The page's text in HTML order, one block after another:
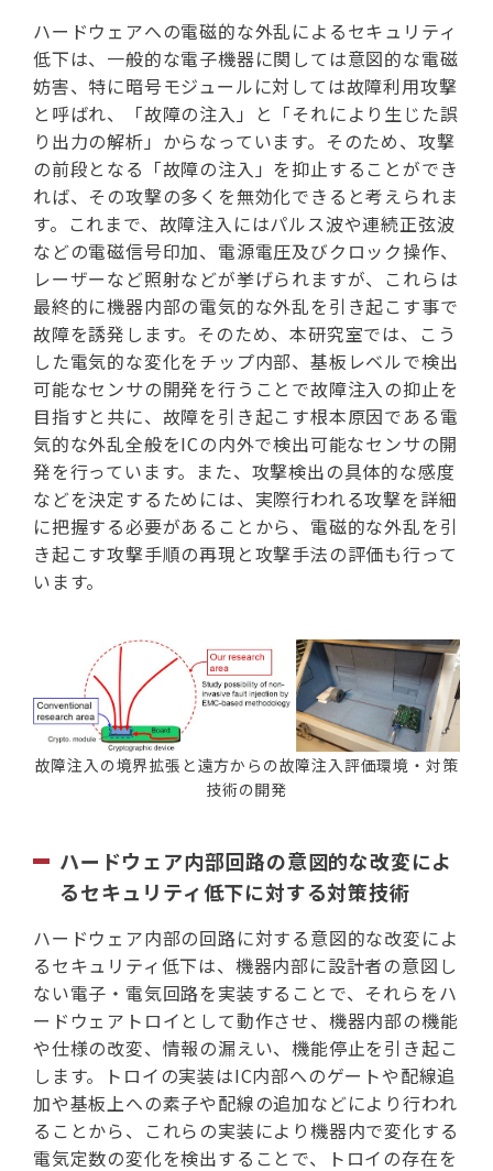
ハードウェアへの電磁的な外乱によるセキュリティ
低下は、一般的な電子機器に関しては意図的な電磁
妨害、特に暗号モジュールに対しては故障利用攻撃
と呼ばれ、「故障の注入」と「それにより生じた誤
り出力の解析」からなっています。そのため、攻撃
の前段となる「故障の注入」を抑止することができ
れば、その攻撃の多くを無効化できると考えられま
す。これまで、故障注入にはパルス波や連続正弦波
などの電磁信号印加、電源電圧及びクロック操作、
レーザーなど照射などが挙げられますが、これらは
最終的に機器内部の電気的な外乱を引き起こす事で
故障を誘発します。そのため、本研究室では、こう
した電気的な変化をチップ内部、基板レベルで検出
可能なセンサの開発を行うことで故障注入の抑止を
目指すと共に、故障を引き起こす根本原因である電
気的な外乱全般をICの内外で検出可能なセンサの開
発を行っています。また、攻撃検出の具体的な感度
などを決定するためには、実際行われる攻撃を詳細
に把握する必要があることから、電磁的な外乱を引
き起こす攻撃手順の再現と攻撃手法の評価も行って
います。
故障注入の境界拡張と遠方からの故障注入評価環境・対策
技術の開発
ハードウェア内部回路の意図的な改変によ
るセキュリティ低下に対する対策技術
ハードウェア内部の回路に対する意図的な改変によ
るセキュリティ低下は、機器内部に設計者の意図し
ない電子・電気回路を実装することで、それらをハ
ードウェアトロイとして動作させ、機器内部の機能
や仕様の改変、情報の漏えい、機能停止を引き起こ
します。トロイの実装はIC内部へのゲートや配線追
加や基板上への素子や配線の追加などにより行われ
ることから、これらの実装により機器内で変化する
電気定数の変化を検出することで、トロイの存在を